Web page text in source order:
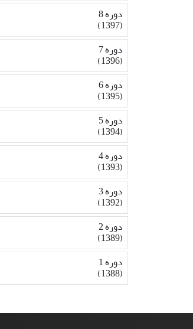
دوره 8
(1397)
دوره 7
(1396)
دوره 6
(1395)
دوره 5
(1394)
دوره 4
(1393)
دوره 3
(1392)
دوره 2
(1389)
دوره 1
(1388)